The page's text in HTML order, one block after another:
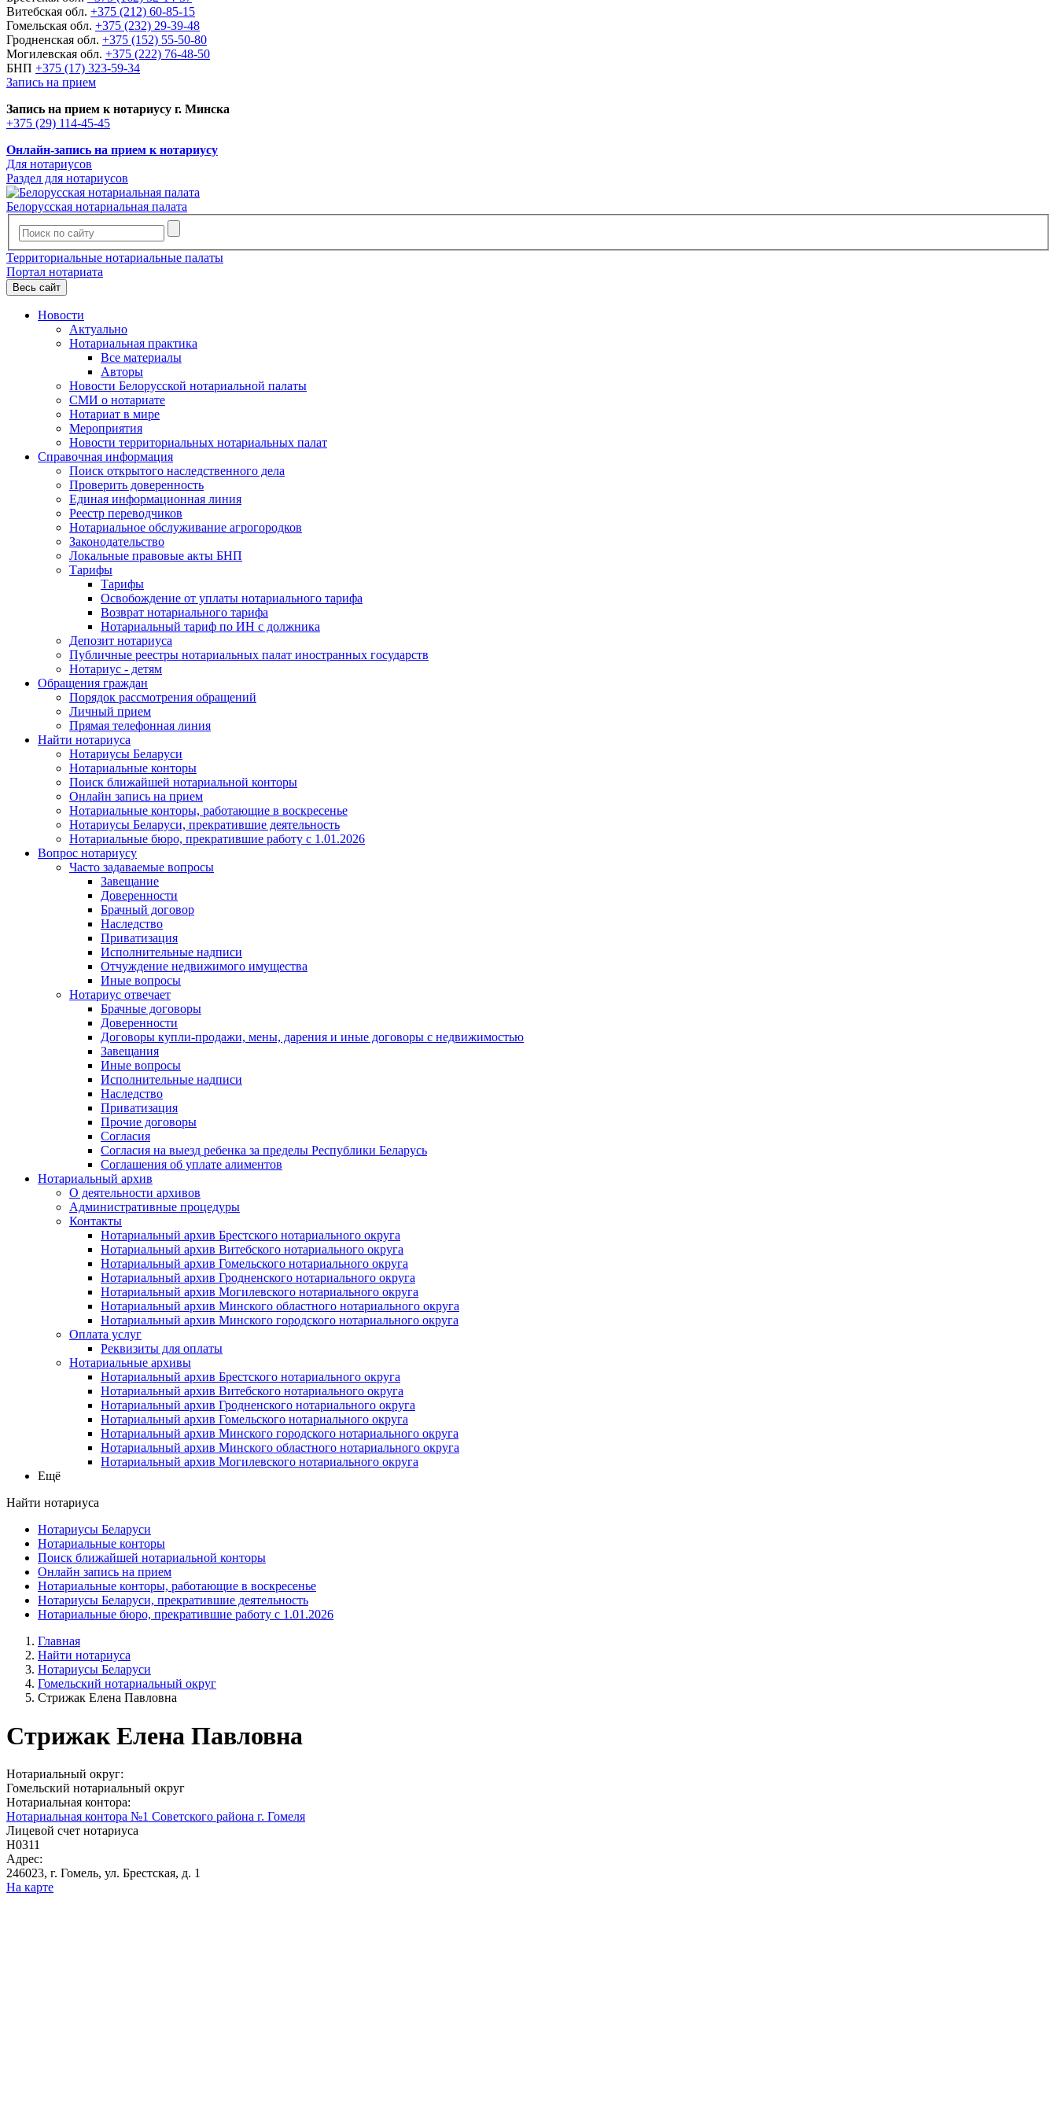
Витебская обл. +375 (212) 60-85-15
Гомельская обл. +375 (232) 29-39-48
Гродненская обл. +375 (152) 55-50-80
Могилевская обл. +375 (222) 76-48-50
БНП +375 (17) 323-59-34
Запись на прием
Запись на прием к нотариусу г. Минска
+375 (29) 114-45-45
Онлайн-запись на прием к нотариусу
Для нотариусов
Раздел для нотариусов
Белорусская нотариальная палата
Территориальные нотариальные палаты
Портал нотариата
Весь сайт
Новости
Актуально
Нотариальная практика
Все материалы
Авторы
Новости Белорусской нотариальной палаты
СМИ о нотариате
Нотариат в мире
Мероприятия
Новости территориальных нотариальных палат
Справочная информация
Поиск открытого наследственного дела
Проверить доверенность
Единая информационная линия
Реестр переводчиков
Нотариальное обслуживание агрогородков
Законодательство
Локальные правовые акты БНП
Тарифы
Тарифы
Освобождение от уплаты нотариального тарифа
Возврат нотариального тарифа
Нотариальный тариф по ИН с должника
Депозит нотариуса
Публичные реестры нотариальных палат иностранных государств
Нотариус - детям
Обращения граждан
Порядок рассмотрения обращений
Личный прием
Прямая телефонная линия
Найти нотариуса
Нотариусы Беларуси
Нотариальные конторы
Поиск ближайшей нотариальной конторы
Онлайн запись на прием
Нотариальные конторы, работающие в воскресенье
Нотариусы Беларуси, прекратившие деятельность
Нотариальные бюро, прекратившие работу с 1.01.2026
Вопрос нотариусу
Часто задаваемые вопросы
Завещание
Доверенности
Брачный договор
Наследство
Приватизация
Исполнительные надписи
Отчуждение недвижимого имущества
Иные вопросы
Нотариус отвечает
Брачные договоры
Доверенности
Договоры купли-продажи, мены, дарения и иные договоры с недвижимостью
Завещания
Иные вопросы
Исполнительные надписи
Наследство
Приватизация
Прочие договоры
Согласия
Согласия на выезд ребенка за пределы Республики Беларусь
Соглашения об уплате алиментов
Нотариальный архив
О деятельности архивов
Административные процедуры
Контакты
Нотариальный архив Брестского нотариального округа
Нотариальный архив Витебского нотариального округа
Нотариальный архив Гомельского нотариального округа
Нотариальный архив Гродненского нотариального округа
Нотариальный архив Могилевского нотариального округа
Нотариальный архив Минского областного нотариального округа
Нотариальный архив Минского городского нотариального округа
Оплата услуг
Реквизиты для оплаты
Нотариальные архивы
Нотариальный архив Брестского нотариального округа
Нотариальный архив Витебского нотариального округа
Нотариальный архив Гродненского нотариального округа
Нотариальный архив Гомельского нотариального округа
Нотариальный архив Минского городского нотариального округа
Нотариальный архив Минского областного нотариального округа
Нотариальный архив Могилевского нотариального округа
Ещё
Найти нотариуса
Нотариусы Беларуси
Нотариальные конторы
Поиск ближайшей нотариальной конторы
Онлайн запись на прием
Нотариальные конторы, работающие в воскресенье
Нотариусы Беларуси, прекратившие деятельность
Нотариальные бюро, прекратившие работу с 1.01.2026
Главная
Найти нотариуса
Нотариусы Беларуси
Гомельский нотариальный округ
Стрижак Елена Павловна
Стрижак Елена Павловна
Нотариальный округ:
Гомельский нотариальный округ
Нотариальная контора:
Нотариальная контора №1 Советского района г. Гомеля
Лицевой счет нотариуса
Н0311
Адрес:
246023, г. Гомель, ул. Брестская, д. 1
На карте